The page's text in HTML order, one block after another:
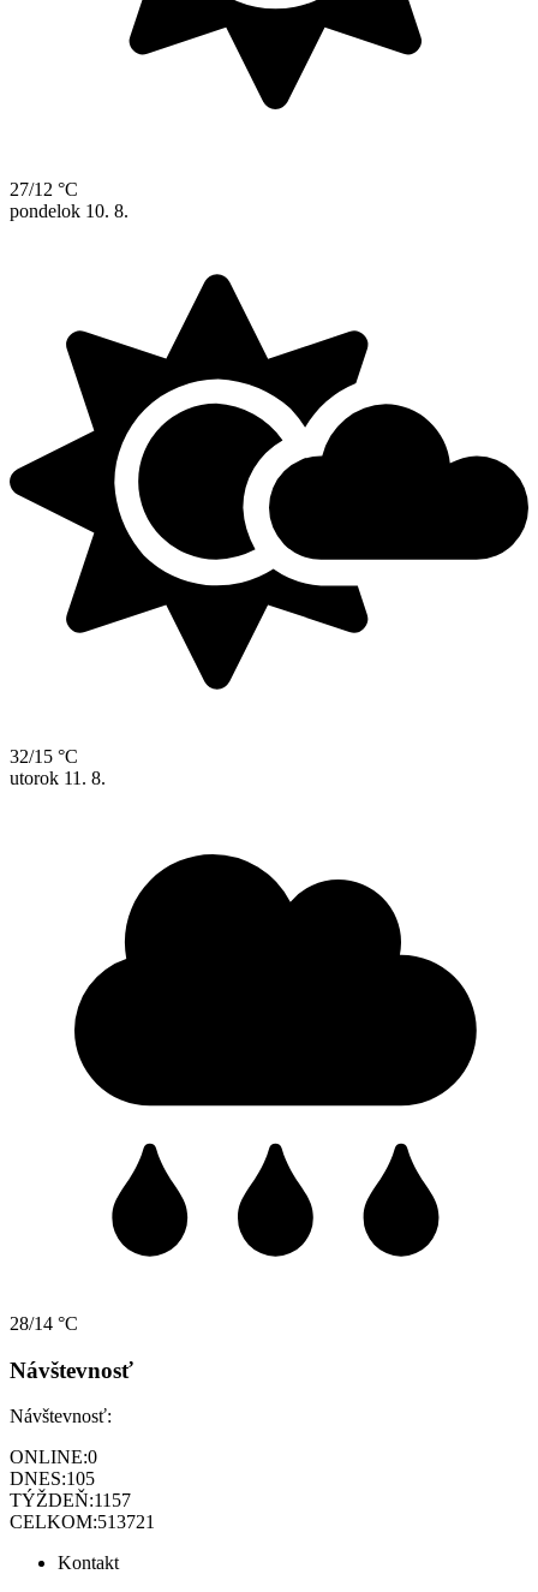
27/12 °C
pondelok 10. 8.
32/15 °C
utorok 11. 8.
28/14 °C
Návštevnosť
Návštevnosť:
ONLINE:0
DNES:105
TÝŽDEŇ:1157
CELKOM:513721
Kontakt